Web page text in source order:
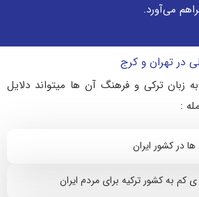
می‌آورد.
در تهران و کرج
به زبان ترکی و فرهنگ آن ها میتواند دلایل
:
در کشور ایران
کم به کشور ترکیه برای مردم ایران